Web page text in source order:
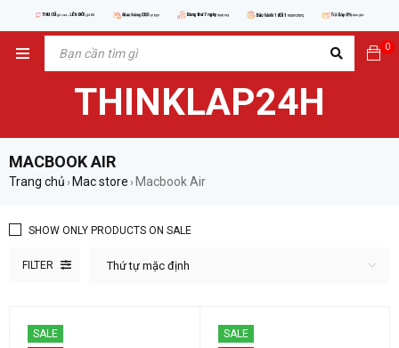
0
THINKLAP24H
MACBOOK AIR
Trang chủ › Mac store › Macbook Air
FILTER Thứ tự mặc định
SHOW ONLY PRODUCTS ON SALE
SALE
SALE